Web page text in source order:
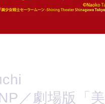
／劇場版「